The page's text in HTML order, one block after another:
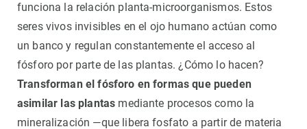
funciona la relación planta-microorganismos. Estos
seres vivos invisibles en el ojo humano actúan como
un banco y regulan constantemente el acceso al
fósforo por parte de las plantas. ¿Cómo lo hacen?
Transforman el fósforo en formas que pueden
asimilar las plantas mediante procesos como la
mineralización —que libera fosfato a partir de materia